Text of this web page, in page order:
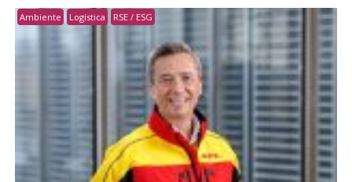
Ambiente Logística RSE / ESG